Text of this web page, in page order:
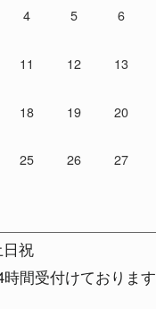
4 5 6
11 12 13
18 19 20
25 26 27
祝
時間受付けております